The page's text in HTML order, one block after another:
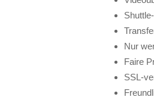
Nur
Faire
SSL-